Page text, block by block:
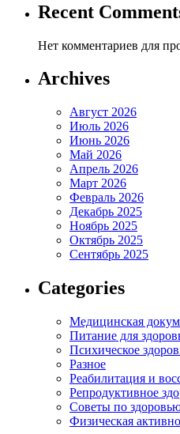
Recent
Нет комментариев для
Archives
Август 2026
Июль 2026
Июнь 2026
Май 2026
Апрель 2026
Март 2026
Февраль 2026
Декабрь 2025
Ноябрь 2025
Октябрь 2025
Сентябрь 2025
Categories
Медицинская
Питание для
Психическое
Разное
Реабилитация и
Репродуктивное
Советы по
Физическая